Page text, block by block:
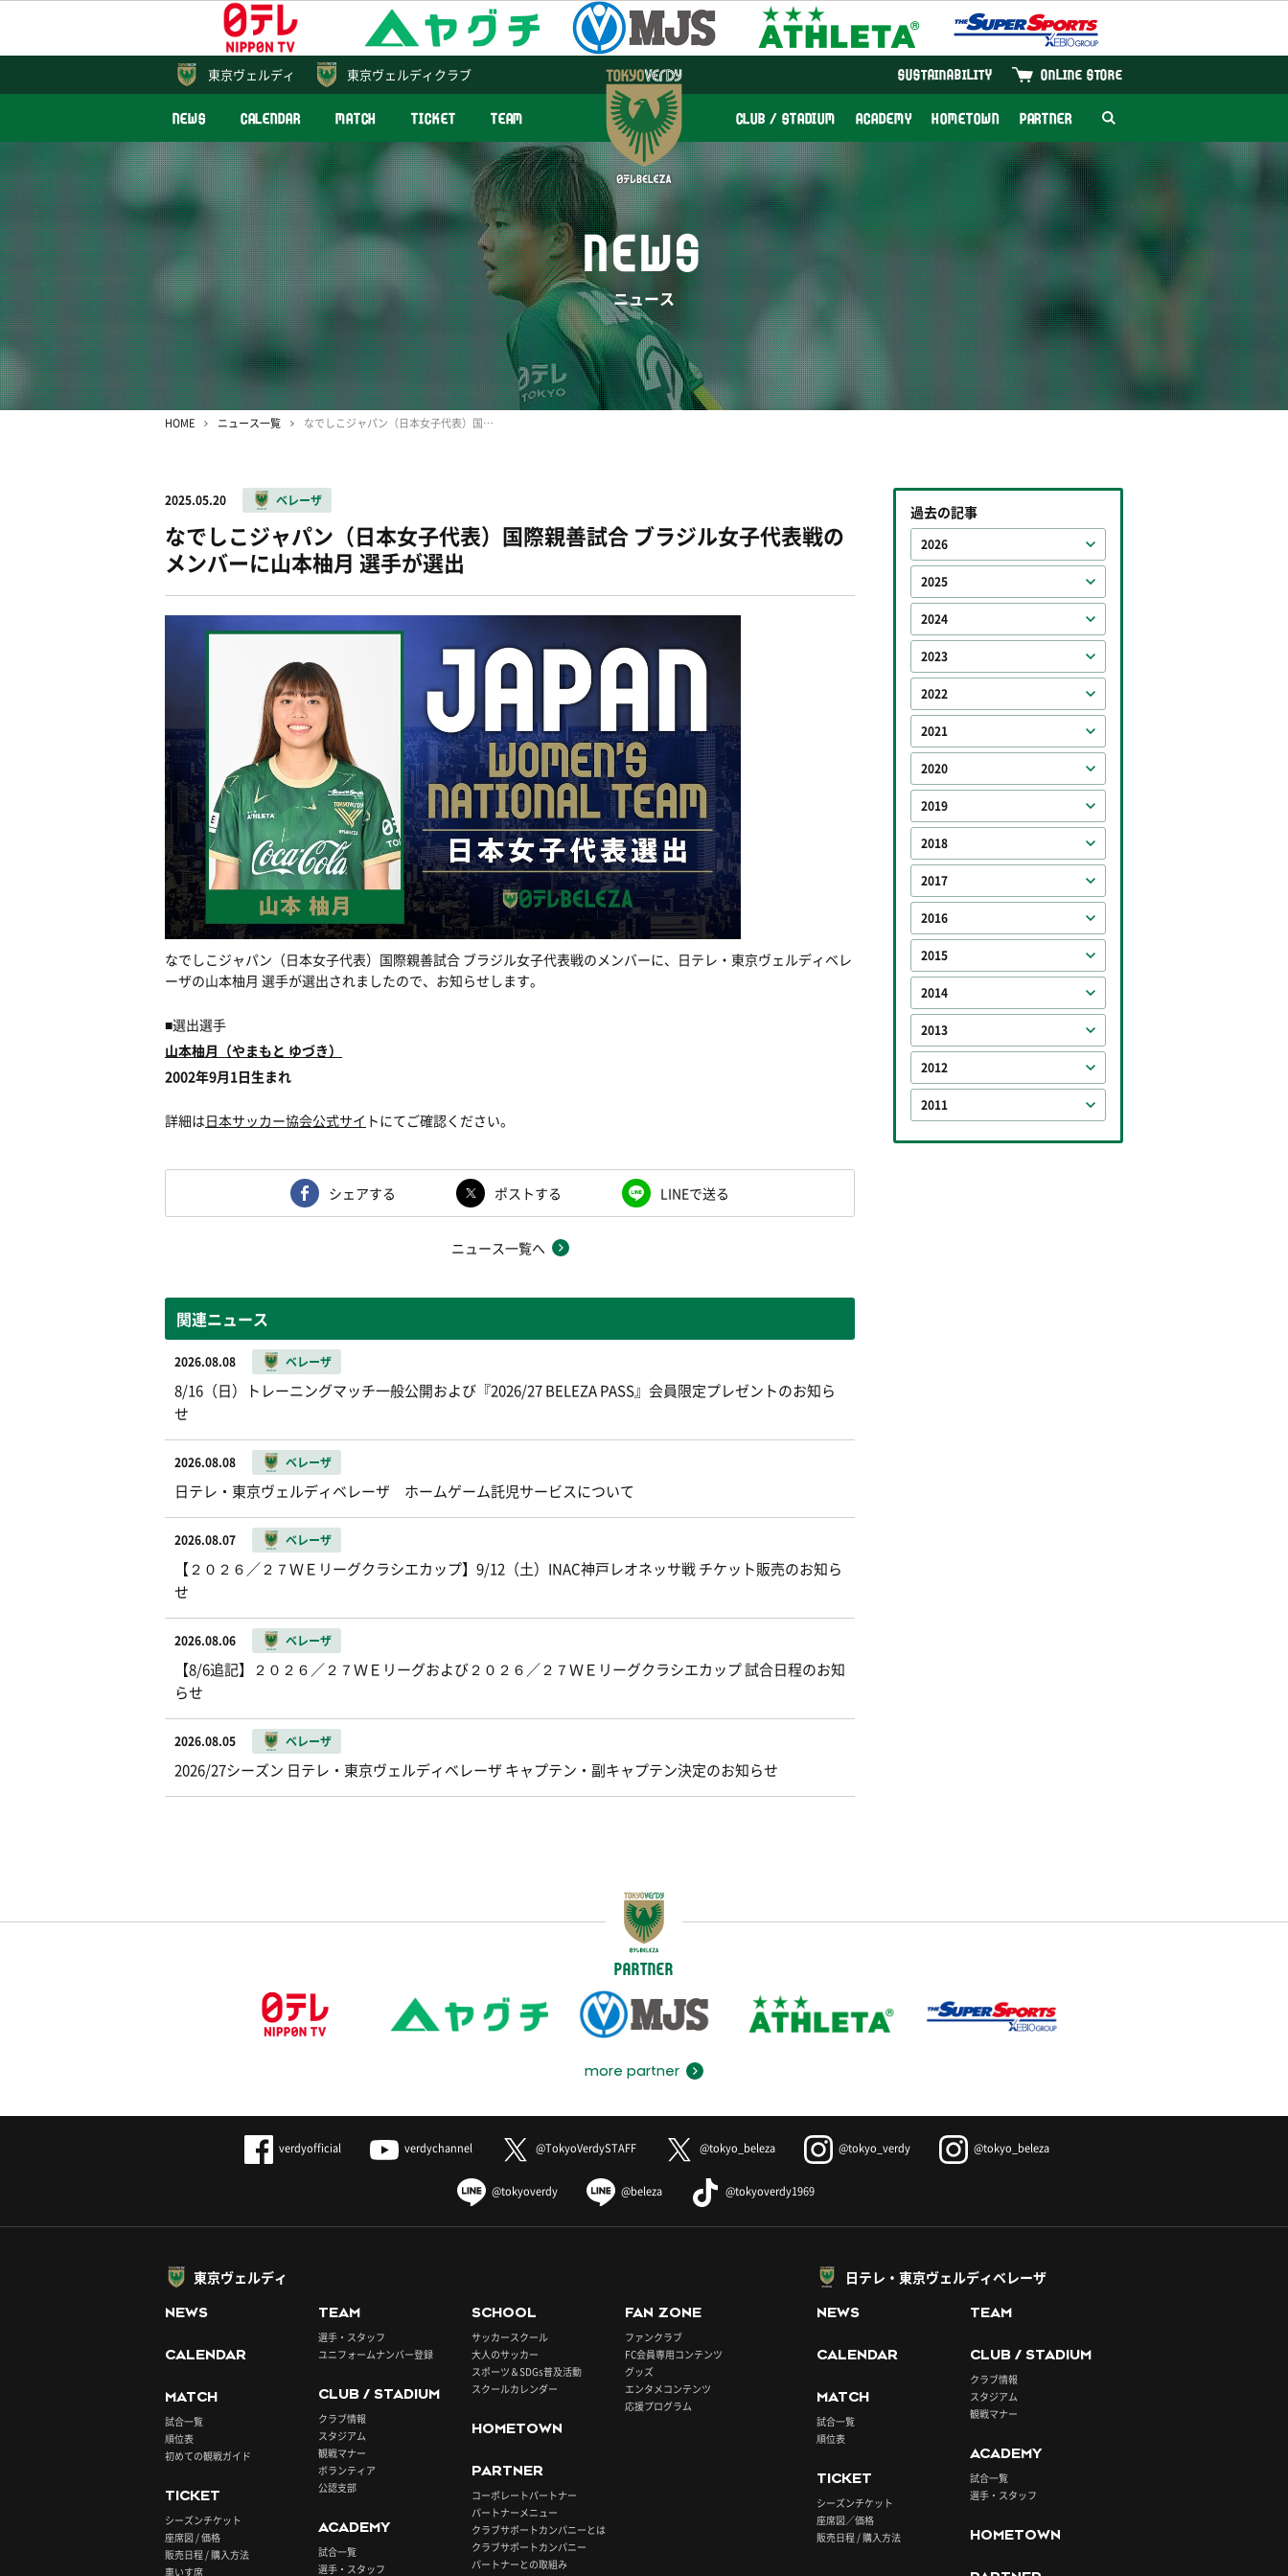
東京ヴェルディクラブ ONLINE STORE
SUSTAINABILITY
NEWS CALENDAR MATCH TICKET TEAM CLUB / STADIUM ACADEMY HOMETOWN PARTNER
東京ヴェルディ
NEWS
ニュース
HOME ニュース一覧 なでしこジャパン（日本女子代表）国際親善試合 ブラジル女子代表戦のメンバーに山本柚月 選手が選出
2025.05.20 ベレーザ
なでしこジャパン（日本女子代表）国際親善試合 ブラジル女子代表戦の
メンバーに山本柚月 選手が選出
なでしこジャパン（日本女子代表）国際親善試合 ブラジル女子代表戦のメンバーに、日テレ・東京ヴェルディベレ
ーザの山本柚月 選手が選出されましたので、お知らせします。
■選出選手
山本柚月（やまもと ゆづき）
2002年9月1日生まれ
詳細は日本サッカー協会公式サイ トにてご確認ください。
シェアする ポストする LINEで送る
ニュース一覧へ
関連ニュース
2026.08.08 ベレーザ
8/16（日）トレーニングマッチ一般公開および『2026/27 BELEZA PASS』会員限定プレゼントのお知ら
せ
2026.08.08 ベレーザ
日テレ・東京ヴェルディベレーザ ホームゲーム託児サービスについて
2026.08.07 ベレーザ
【２０２６／２７ＷＥリーグクラシエカップ】9/12（土）INAC神戸レオネッサ戦 チケット販売のお知ら
せ
2026.08.06 ベレーザ
【8/6追記】２０２６／２７ＷＥリーグおよび２０２６／２７ＷＥリーグクラシエカップ 試合日程のお知
らせ
2026.08.05 ベレーザ
2026/27シーズン 日テレ・東京ヴェルディベレーザ キャプテン・副キャプテン決定のお知らせ
過去の記事
2026
2025
2024
2023
2022
2021
2020
2019
2018
2017
2016
2015
2014
2013
2012
2011
PARTNER
more partner
verdyofficial verdychannel @TokyoVerdySTAFF @tokyo_beleza @tokyo_verdy @tokyo_beleza
@tokyoverdy @beleza @tokyoverdy1969
東京ヴェルディ
NEWS
CALENDAR
MATCH
試合一覧
順位表
初めての観戦ガイド
TICKET
シーズンチケット
座席図 / 価格
販売日程 / 購入方法
車いす席
TEAM
選手・スタッフ
ユニフォームナンバー登録
CLUB / STADIUM
クラブ情報
スタジアム
観戦マナー
ボランティア
公認支部
ACADEMY
試合一覧
選手・スタッフ
SCHOOL
サッカースクール
大人のサッカー
スポーツ＆SDGs普及活動
スクールカレンダー
HOMETOWN
PARTNER
コーポレートパートナー
パートナーメニュー
クラブサポートカンパニーとは
クラブサポートカンパニー
パートナーとの取組み
FAN ZONE
ファンクラブ
FC会員専用コンテンツ
グッズ
エンタメコンテンツ
応援プログラム
日テレ・東京ヴェルディベレーザ
NEWS
CALENDAR
MATCH
試合一覧
順位表
TICKET
シーズンチケット
座席図／価格
販売日程 / 購入方法
TEAM
CLUB / STADIUM
クラブ情報
スタジアム
観戦マナー
ACADEMY
試合一覧
選手・スタッフ
HOMETOWN